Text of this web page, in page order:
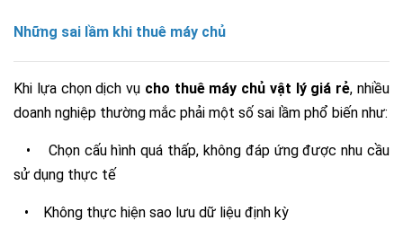
Những sai lầm khi thuê máy chủ
Khi lựa chọn dịch vụ cho thuê máy chủ vật lý giá rẻ, nhiều
doanh nghiệp thường mắc phải một số sai lầm phổ biến như:
• Chọn cấu hình quá thấp, không đáp ứng được nhu cầu
sử dụng thực tế
• Không thực hiện sao lưu dữ liệu định kỳ